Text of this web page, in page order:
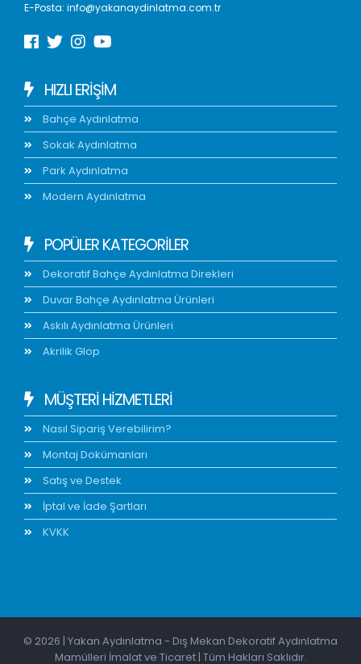
E-Posta:info@yakanaydinlatma.com.tr
HIZLI ERIŞIM
Bahçe Aydınlatma
Sokak Aydınlatma
Park Aydınlatma
Modern Aydınlatma
POPÜLER KATEGORİLER
Dekoratif Bahçe Aydınlatma Direkleri
Duvar Bahçe Aydınlatma Ürünleri
Askılı Aydınlatma Ürünleri
Akrilik Glop
MÜŞTERİ HİZMETLERİ
Nasıl Sipariş Verebilirim?
Montaj Dokümanları
Satış ve Destek
İptal ve İade Şartları
KVKK
© 2026 | Yakan Aydınlatma - Dış Mekan Dekoratif Aydınlatma
Mamülleri İmalat ve Ticaret | Tüm Hakları Saklıdır.